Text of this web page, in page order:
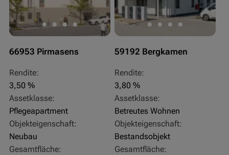
66953 Pirmasens
Rendite:
3,50 %
Assetklasse:
Pflegeapartment
Objekteigenschaft:
Neubau
Gesamtfläche:
59192 Bergkamen
Rendite:
3,80 %
Assetklasse:
Betreutes Wohnen
Objekteigenschaft:
Bestandsobjekt
Gesamtfläche: